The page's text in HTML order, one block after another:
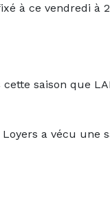
à ce vendredi à
cette saison que
Loyers a vécu une